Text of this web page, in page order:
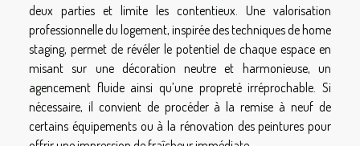
deux parties et limite les contentieux. Une valorisation
professionnelle du logement, inspirée des techniques de home
staging, permet de révéler le potentiel de chaque espace en
misant sur une décoration neutre et harmonieuse, un
agencement fluide ainsi qu’une propreté irréprochable. Si
nécessaire, il convient de procéder à la remise à neuf de
certains équipements ou à la rénovation des peintures pour